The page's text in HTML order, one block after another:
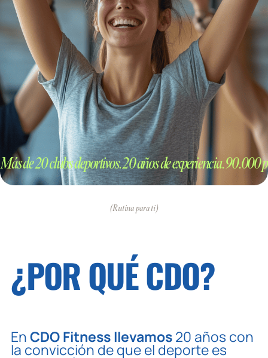
Más de 20 clubs deportivos. 20 años de experiencia. 90.000
(Rutina para ti)
¿POR QUÉ CDO?
EnCDO Fitness llevamos20 años con
la convicción de que el deporte es